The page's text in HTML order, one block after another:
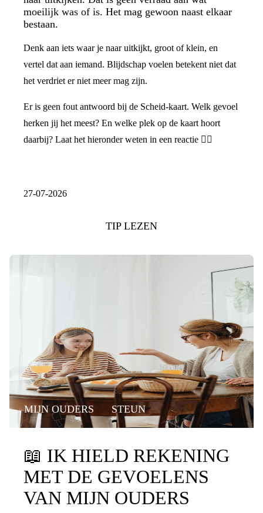
moeilijk was of is. Het mag gewoon naast elkaar
bestaan.
Denk aan iets waar je naar uitkijkt, groot of klein, en
vertel dat aan iemand. Blijdschap voelen betekent niet dat
het verdriet er niet meer mag zijn.
Er is geen fout antwoord bij de Scheid-kaart. Welk gevoel
herken jij het meest? En welke plek op de kaart hoort
daarbij? Laat het hieronder weten in een reactie 👇🏼
27-07-2026
TIP LEZEN
MIJN OUDERS STEUN
📖 IK HIELD REKENING
MET DE GEVOELENS
VAN MIJN OUDERS